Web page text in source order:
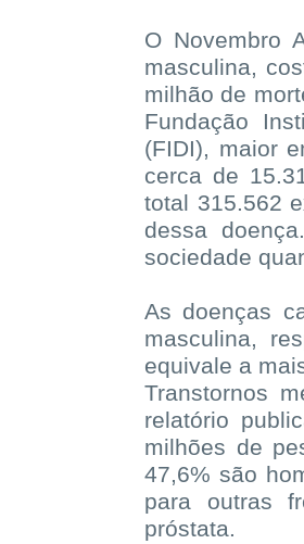
O Novembro
masculina,
milhão de
Fundação
(FIDI), maior
cerca de
total 315.562
dessa
sociedade
As doenças
masculina,
equivale a
Transtornos
relatório
milhões de
47,6% são
para outras
próstata.